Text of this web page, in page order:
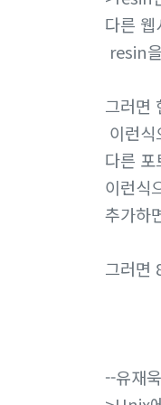
다른
resin
그러면
이런
다른 포
이런식
추가하
그러면
--유재